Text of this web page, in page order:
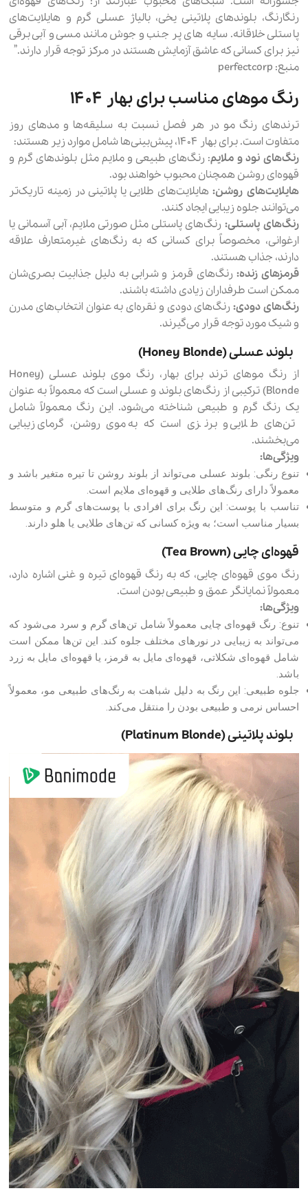
رنگارنگ، بلوندهای پلاتینی یخی، بالیاژ عسلی گرم و هایلایت‌های
پاستلی خلاقانه. سایه های پر جنب و جوش مانند مسی و آبی برقی
نیز برای کسانی که عاشق آزمایش هستند در مرکز توجه قرار دارند.”
منبع: perfectcorp
رنگ موهای مناسب برای بهار ۱۴۰۴
ترندهای رنگ مو در هر فصل نسبت به سلیقه‌ها و مدهای روز
متفاوت است. برای بهار ۱۴۰۴، پیش‌بینی‌ها شامل موارد زیر هستند:
رنگ‌های نود و ملایم: رنگ‌های طبیعی و ملایم مثل بلوندهای گرم و
قهوه‌ای روشن همچنان محبوب خواهند بود.
هایلایت‌های روشن:هایلایت‌های طلایی یا پلاتینی در زمینه تاریک‌تر
می‌توانند جلوه زیبایی ایجاد کنند.
رنگ‌های پاستلی:رنگ‌های پاستلی مثل صورتی ملایم، آبی آسمانی یا
ارغوانی، مخصوصاً برای کسانی که به رنگ‌های غیرمتعارف علاقه
دارند، جذاب هستند.
قرمزهای زنده:رنگ‌های قرمز و شرابی به دلیل جذابیت بصری‌شان
ممکن است طرفداران زیادی داشته باشند.
رنگ‌های دودی:رنگ‌های دودی و نقره‌ای به عنوان انتخاب‌های مدرن
و شیک مورد توجه قرار می‌گیرند.
بلوند عسلی (Honey Blonde)
از رنگ موهای ترند برای بهار، رنگ موی بلوند عسلی (Honey
Blonde) ترکیبی از رنگ‌های بلوند و عسلی است که معمولاً به عنوان
یک رنگ گرم و طبیعی شناخته می‌شود. این رنگ معمولاً شامل
تن‌های طلایی و برنزی است که به موی روشن، گرمای زیبایی
می‌بخشند.
ویژگی‌ها:
تنوع رنگی: بلوند عسلی می‌تواند از بلوند روشن تا تیره متغیر باشد و
معمولاً دارای رنگ‌های طلایی و قهوه‌ای ملایم است.
تناسب با پوست: این رنگ برای افرادی با پوست‌های گرم و متوسط
بسیار مناسب است؛ به ویژه کسانی که تن‌های طلایی یا هلو دارند.
قهوه‌ای چایی (Tea Brown)
رنگ موی قهوه‌ای چایی، که به رنگ قهوه‌ای تیره و غنی اشاره دارد،
معمولاً نمایانگر عمق و طبیعی بودن است.
ویژگی‌ها:
تنوع: رنگ قهوه‌ای چایی معمولاً شامل تن‌های گرم و سرد می‌شود که
می‌تواند به زیبایی در نورهای مختلف جلوه کند. این تن‌ها ممکن است
شامل قهوه‌ای شکلاتی، قهوه‌ای مایل به قرمز، یا قهوه‌ای مایل به زرد
باشد.
جلوه طبیعی: این رنگ به دلیل شباهت به رنگ‌های طبیعی مو، معمولاً
احساس نرمی و طبیعی بودن را منتقل می‌کند.
بلوند پلاتینی (Platinum Blonde)